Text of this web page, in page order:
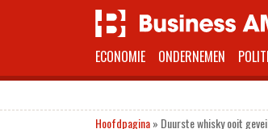
ECONOMIE ONDERNEMEN
Hoofdpagina» Duurste whisky ooit